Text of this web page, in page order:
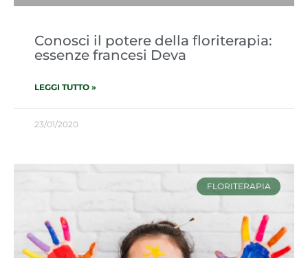
Conosci il potere della floriterapia:
essenze francesi Deva
LEGGI TUTTO »
23/01/2020
FLORITERAPIA